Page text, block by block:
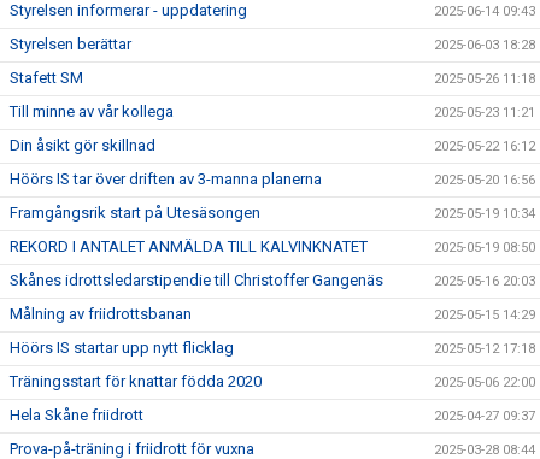
Styrelsen informerar - uppdatering 2025-06-14 09:43
Styrelsen berättar 2025-06-03 18:28
Stafett SM 2025-05-26 11:18
Till minne av vår kollega 2025-05-23 11:21
Din åsikt gör skillnad 2025-05-22 16:12
Höörs IS tar över driften av 3-manna planerna 2025-05-20 16:56
Framgångsrik start på Utesäsongen 2025-05-19 10:34
REKORD I ANTALET ANMÄLDA TILL KALVINKNATET 2025-05-19 08:50
Skånes idrottsledarstipendie till Christoffer Gangenäs 2025-05-16 20:03
Målning av friidrottsbanan 2025-05-15 14:29
Höörs IS startar upp nytt flicklag 2025-05-12 17:18
Träningsstart för knattar födda 2020 2025-05-06 22:00
Hela Skåne friidrott 2025-04-27 09:37
Prova-på-träning i friidrott för vuxna 2025-03-28 08:44